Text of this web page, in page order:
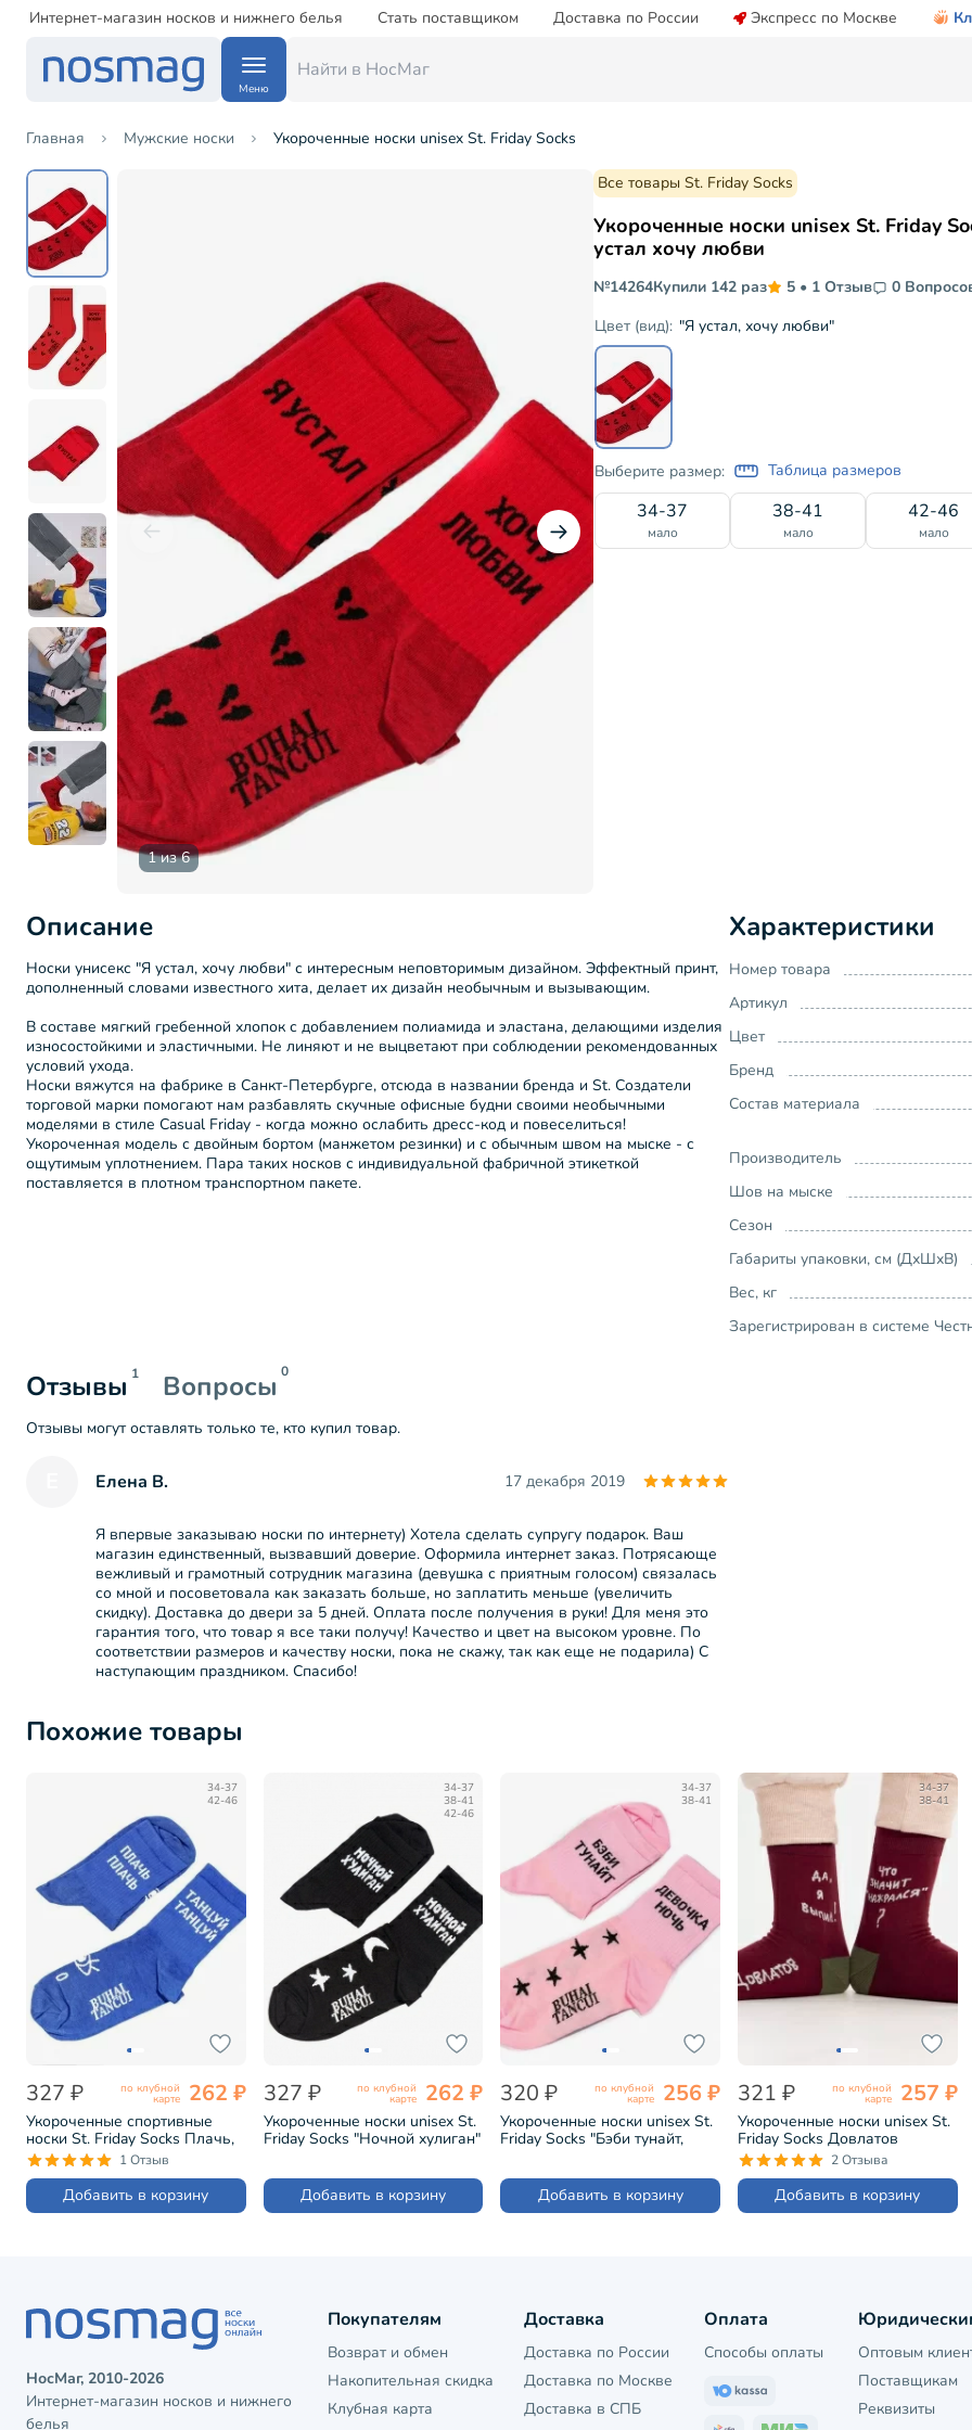
Интернет-магазин носков и нижнего белья Стать поставщиком Доставка по России Экспресс по Москве
Меню
Главная Мужские носки Укороченные носки unisex St. Friday Socks
1 из 6
Все товары St. Friday Socks
Укороченные носки unisex St. Friday
устал хочу любви
№14264Купили 142 раз 5 • 1 Отзыв
0
Цвет (вид): "Я устал, хочу любви"
Выберите размер: Таблица размеров
34-37
мало
38-41
мало
42-46
мало
Описание
Носки унисекс "Я устал, хочу любви" с интересным неповторимым дизайном. Эффектный принт,
дополненный словами известного хита, делает их дизайн необычным и вызывающим.
В составе мягкий гребенной хлопок с добавлением полиамида и эластана, делающими изделия
износостойкими и эластичными. Не линяют и не выцветают при соблюдении рекомендованных
условий ухода.
Носки вяжутся на фабрике в Санкт-Петербурге, отсюда в названии бренда и St. Создатели
торговой марки помогают нам разбавлять скучные офисные будни своими необычными
моделями в стиле Casual Friday - когда можно ослабить дресс-код и повеселиться!
Укороченная модель с двойным бортом (манжетом резинки) и с обычным швом на мыске - с
ощутимым уплотнением. Пара таких носков с индивидуальной фабричной этикеткой
поставляется в плотном транспортном пакете.
Характеристики
Номер товара
Артикул
Цвет
Бренд
Состав материала
Производитель
Шов на мыске
Сезон
Габариты упаковки, см (ДхШхВ)
Вес, кг
Зарегистрирован в системе
Отзывы 1 Вопросы 0
Отзывы могут оставлять только те, кто купил товар.
Елена В. 17 декабря 2019
Я впервые заказываю носки по интернету) Хотела сделать супругу подарок. Ваш
магазин единственный, вызвавший доверие. Оформила интернет заказ. Потрясающе
вежливый и грамотный сотрудник магазина (девушка с приятным голосом) связалась
со мной и посоветовала как заказать больше, но заплатить меньше (увеличить
скидку). Доставка до двери за 5 дней. Оплата после получения в руки! Для меня это
гарантия того, что товар я все таки получу! Качество и цвет на высоком уровне. По
соответствии размеров и качеству носки, пока не скажу, так как еще не подарила) С
наступающим праздником. Спасибо!
Похожие товары
34-37
42-46
327 ₽ по клубной
карте 262 ₽
Укороченные спортивные
носки St. Friday Socks Плачь,
плачь, танцуй, танцуй (602-15)
1 Отзыв
Добавить в корзину
34-37
38-41
42-46
327 ₽ по клубной
карте 262 ₽
Укороченные носки unisex St.
Friday Socks "Ночной хулиган"
Добавить в корзину
34-37
38-41
320 ₽ по клубной
карте 256 ₽
Укороченные носки unisex St.
Friday Socks "Бэби тунайт,
Добавить в корзину
34-37
38-41
321 ₽ по клубной
карте 257 ₽
Укороченные носки unisex St.
Friday Socks Довлатов
утверждает (425-4)
2 Отзыва
Добавить в корзину
НосМаг, 2010-2026
Интернет-магазин носков и нижнего
белья
Покупателям
Возврат и обмен
Накопительная скидка
Клубная карта
Доставка
Доставка по России
Доставка по Москве
Доставка в СПБ
Оплата
Способы оплаты
Оптовым
Поставщикам
Реквизиты